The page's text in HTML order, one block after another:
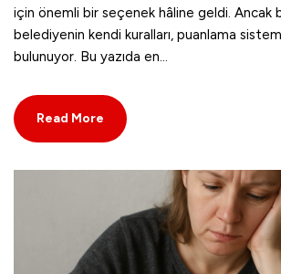
için önemli bir seçenek hâline geldi. Ancak
belediyenin kendi kuralları, puanlama
bulunuyor. Bu yazıda en…
Read More